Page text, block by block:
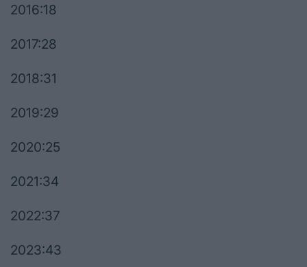
2016:18
2017:28
2018:31
2019:29
2020:25
2021:34
2022:37
2023:43